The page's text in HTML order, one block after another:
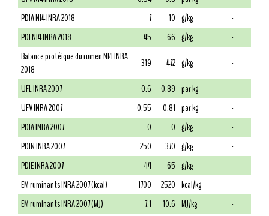
PDIA NI4 INRA 2018
7 10 g/kg
-
PDI NI4 INRA 2018
45 66 g/kg
-
Balance protéique du rumen NI4 INRA
2018
319 472 g/kg
-
UFL INRA 2007
0.6 0.89 par kg
-
UFV INRA 2007
0.55 0.81 par kg
-
PDIA INRA 2007
0 0 g/kg
-
PDIN INRA 2007
250 370 g/kg
-
PDIE INRA 2007
44 65 g/kg
-
EM ruminants INRA 2007 (kcal)
1700 2520 kcal/kg
-
EM ruminants INRA 2007 (MJ)
7.1 10.6 MJ/kg
-